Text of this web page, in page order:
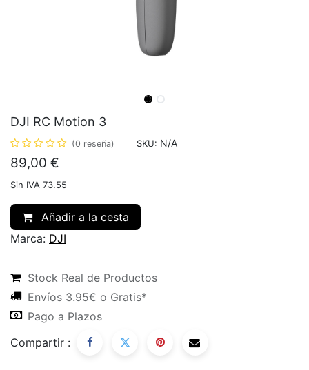
DJI RC Motion 3
(0 reseña) SKU: N/A
89,00 €
Sin IVA 73.55
Añadir a la cesta
Marca: DJI
Stock Real de Productos
Envíos 3.95€ o Gratis*
Pago a Plazos
Compartir :